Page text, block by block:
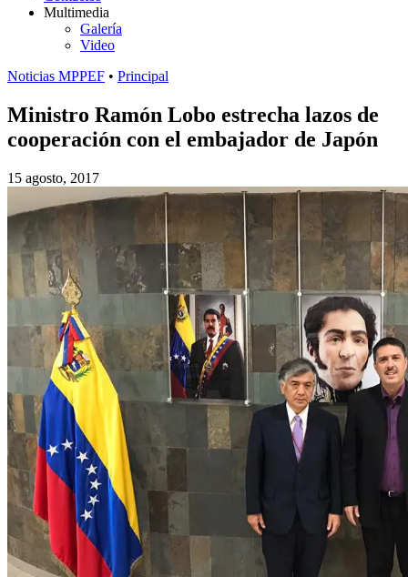
Multimedia
Galería
Video
Noticias MPPEF • Principal
Ministro Ramón Lobo estrecha lazos de
cooperación con el embajador de Japón
15 agosto, 2017